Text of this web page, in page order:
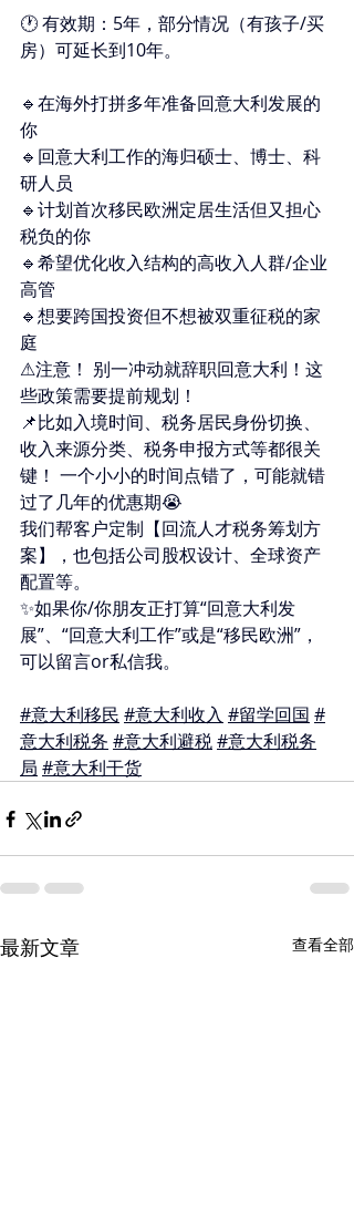
🕐 有效期：5年，部分情况（有孩子/买
房）可延长到10年。
🔹在海外打拼多年准备回意大利发展的
你
🔹回意大利工作的海归硕士、博士、科
研人员
🔹计划首次移民欧洲定居生活但又担心
税负的你
🔹希望优化收入结构的高收入人群/企业
高管
🔹想要跨国投资但不想被双重征税的家
庭
⚠注意！ 别一冲动就辞职回意大利！这
些政策需要提前规划！
📌比如入境时间、税务居民身份切换、
收入来源分类、税务申报方式等都很关
键！ 一个小小的时间点错了，可能就错
过了几年的优惠期😭
我们帮客户定制【回流人才税务筹划方
案】，也包括公司股权设计、全球资产
配置等。
✨如果你/你朋友正打算“回意大利发
展”、“回意大利工作”或是“移民欧洲”，
可以留言or私信我。
#意大利移民 #意大利收入 #留学回国 #
意大利税务 #意大利避税#意大利税务
局 #意大利干货
最新文章 查看全部